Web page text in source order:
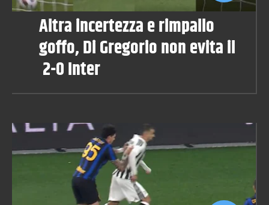
Altra incertezza e rimpallo
goffo, Di Gregorio non evita il
2-0 Inter